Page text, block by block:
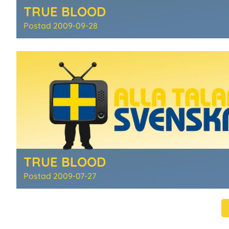
TRUE BLOOD
Postad 2009-09-28
TRUE BLOOD
Postad 2009-07-27